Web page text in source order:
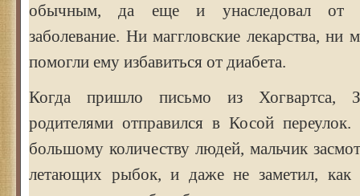
обычным, да еще и унаследовал от
заболевание. Ни маггловские лекарства, ни
помогли ему избавиться от диабета.
Когда пришло письмо из Хогвартса,
родителями отправился в Косой
большому количеству людей, мальчик
летающих рыбок, и даже не заметил,